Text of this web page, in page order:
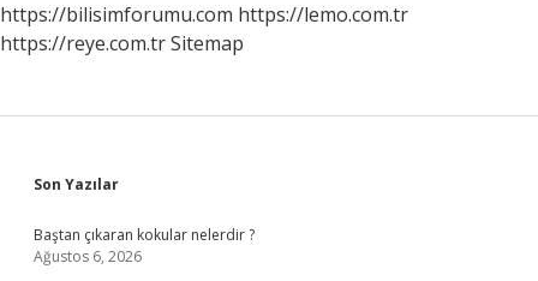
https://bilisimforumu.com https://lemo.com.tr
https://reye.com.trSitemap
Sidebar
Son Yazılar
Baştan çıkaran kokular nelerdir ?
Ağustos 6, 2026